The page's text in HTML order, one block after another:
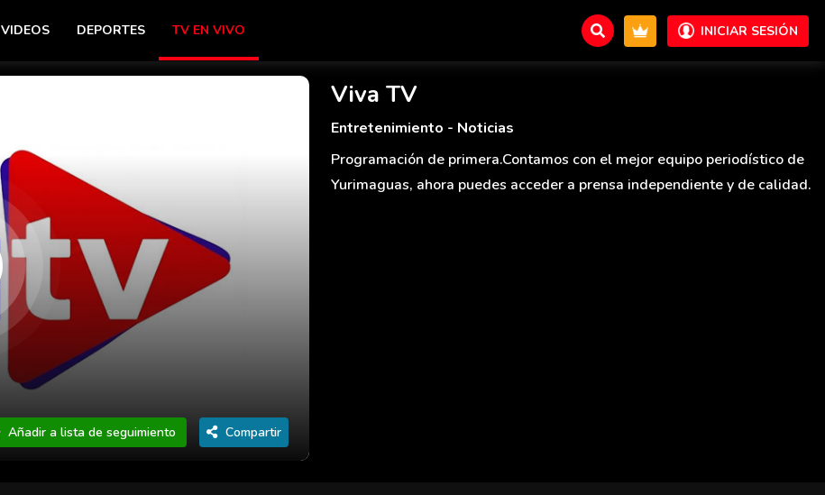
VIDEOS DEPORTES TV EN VIVO INICIAR SESIÓN
Añadir a lista de seguimiento Compartir
Viva TV
Entretenimiento - Noticias
Programación de primera.Contamos con el mejor equipo periodístico de
Yurimaguas, ahora puedes acceder a prensa independiente y de calidad.